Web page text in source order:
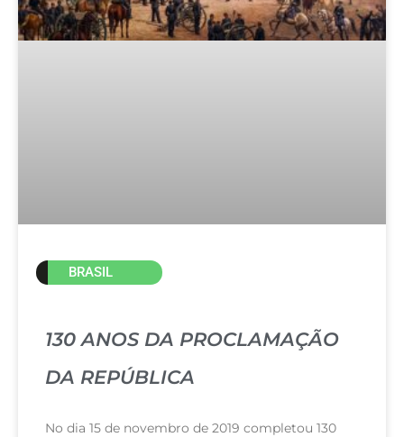
BRASIL
130 ANOS DA PROCLAMAÇÃO
DA REPÚBLICA
No dia 15 de novembro de 2019 completou 130